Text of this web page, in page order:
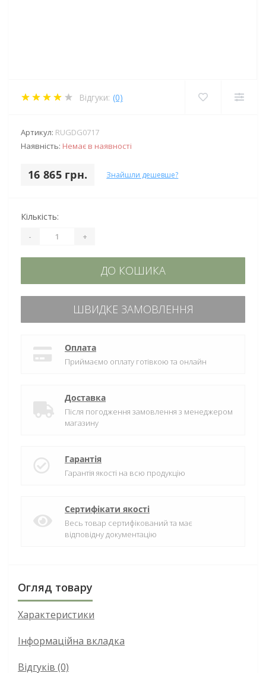
Відгуки: (0)
Артикул: RUGDG0717
Наявність: Немає в наявності
16 865 грн. Знайшли дешевше?
Кількість:
- +
ДО КОШИКА
ШВИДКЕ ЗАМОВЛЕННЯ
Оплата
Приймаємо оплату готівкою та онлайн
Доставка
Після погодження замовлення з менеджером
магазину
Гарантія
Гарантія якості на всю продукцію
Сертифікати якості
Весь товар сертифікований та має
відповідну документацію
Огляд товару
Характеристики
Інформаційна вкладка
Відгуків (0)